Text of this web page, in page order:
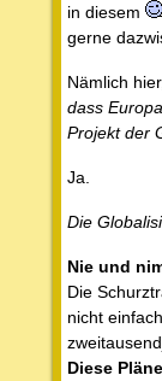
in diesem
gerne
Nämlich
dass
Projekt der
Ja.
Die
Nie und
Die
nicht
Diese